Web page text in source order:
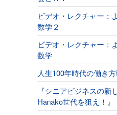
ビデオ・レクチャー：
数学２
ビデオ・レクチャー：
数学
人生100年時代の働き
『シニアビジネスの新
Hanako世代を狙え！』